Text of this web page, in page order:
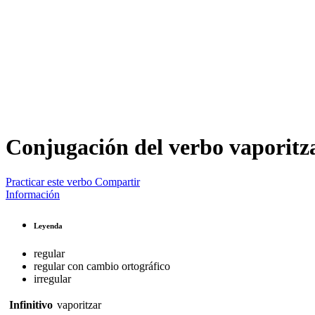
Conjugación del verbo
Practicar este verbo Compartir
Información
Leyenda
regular
regular con cambio ortográfico
irregular
Infinitivo vaporitzar